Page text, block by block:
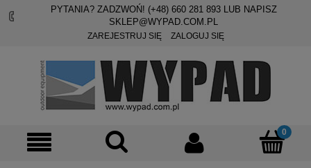
PYTANIA? ZADZWOŃ! (+48) 660 281 893LUB NAPISZ
SKLEP@WYPAD.COM.PL
ZAREJESTRUJ SIĘ ZALOGUJ SIĘ